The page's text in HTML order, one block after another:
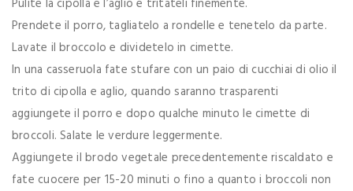
Pulite la cipolla e l’aglio e tritateli finemente.
Prendete il porro, tagliatelo a rondelle e tenetelo da parte.
Lavate il broccolo e dividetelo in cimette.
In una casseruola fate stufare con un paio di cucchiai di olio il
trito di cipolla e aglio, quando saranno trasparenti
aggiungete il porro e dopo qualche minuto le cimette di
broccoli. Salate le verdure leggermente.
Aggiungete il brodo vegetale precedentemente riscaldato e
fate cuocere per 15-20 minuti o fino a quanto i broccoli non